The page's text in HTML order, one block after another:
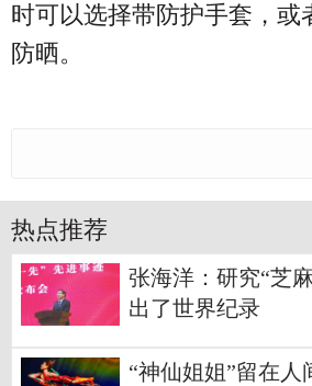
时可以选择带防护手套，或
防晒。
热点推荐
张海洋：研究“芝
出了世界纪录
“神仙姐姐”留在人